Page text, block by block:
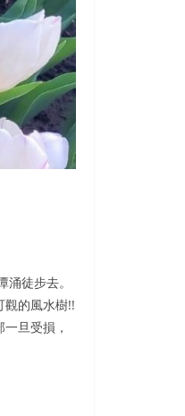
徒步去。
觀的風水樹!!
旦受損，